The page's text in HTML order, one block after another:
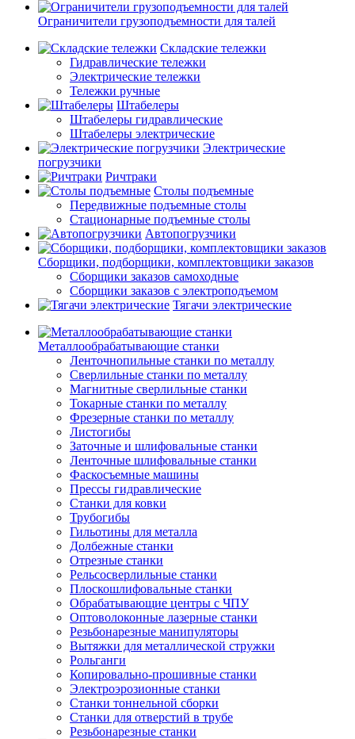
Ограничители грузоподъемности для талей
Складские тележки
Гидравлические тележки
Электрические тележки
Тележки ручные
Штабелеры
Штабелеры гидравлические
Штабелеры электрические
Электрические
погрузчики
Ричтраки
Столы подъемные
Передвижные подъемные столы
Стационарные подъемные столы
Автопогрузчики
Сборщики, подборщики, комплектовщики заказов
Сборщики заказов самоходные
Сборщики заказов с электроподъемом
Тягачи электрические
Металлообрабатывающие станки
Ленточнопильные станки по металлу
Сверлильные станки по металлу
Магнитные сверлильные станки
Токарные станки по металлу
Фрезерные станки по металлу
Листогибы
Заточные и шлифовальные станки
Ленточные шлифовальные станки
Фаскосъемные машины
Прессы гидравлические
Станки для ковки
Трубогибы
Гильотины для металла
Долбежные станки
Отрезные станки
Рельсосверлильные станки
Плоскошлифовальные станки
Обрабатывающие центры с ЧПУ
Оптоволоконные лазерные станки
Резьбонарезные манипуляторы
Вытяжки для металлической стружки
Рольганги
Копировально-прошивные станки
Электроэрозионные станки
Станки тоннельной сборки
Станки для отверстий в трубе
Резьбонарезные станки